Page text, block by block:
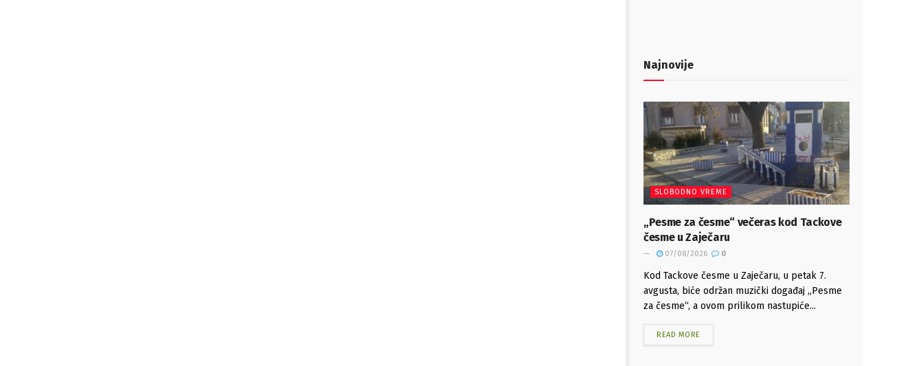
Najnovije
SLOBODNO VREME
„Pesme za česme“ večeras kod Tackove
česme u Zaječaru
07/08/2026 0
Kod Tackove česme u Zaječaru, u petak 7.
avgusta, biće održan muzički događaj „Pesme
za česme“, a ovom prilikom nastupiće...
READ MORE